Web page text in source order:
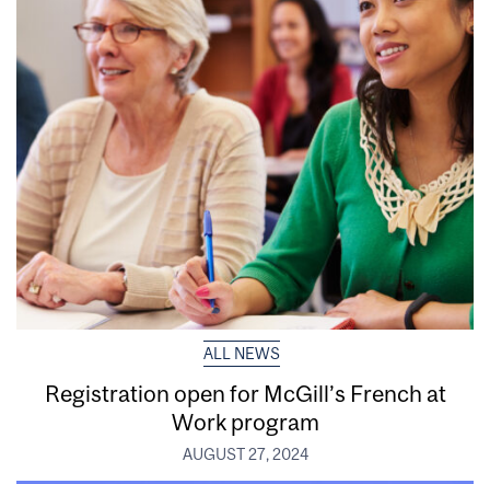
ALL NEWS
Registration open for McGill’s French at
Work program
AUGUST 27, 2024